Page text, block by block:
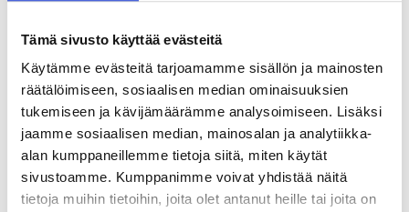
Tämä sivusto käyttää evästeitä
Käytämme evästeitä tarjoamamme sisällön ja mainosten
räätälöimiseen, sosiaalisen median ominaisuuksien
tukemiseen ja kävijämäärämme analysoimiseen. Lisäksi
jaamme sosiaalisen median, mainosalan ja analytiikka-
alan kumppaneillemme tietoja siitä, miten käytät
sivustoamme. Kumppanimme voivat yhdistää näitä
tietoja muihin tietoihin, joita olet antanut heille tai joita on